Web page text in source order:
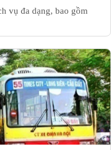
vụ đa dạng, bao gồm